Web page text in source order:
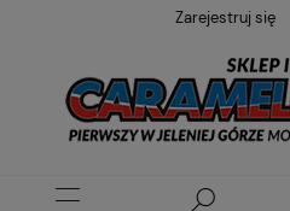
Zarejestruj się